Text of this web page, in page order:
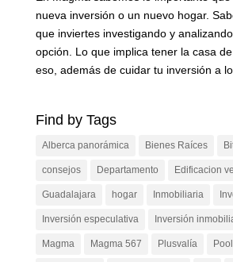
nueva inversión o un nuevo hogar.
que inviertes investigando y
opción. Lo que implica tener la casa
eso, además de cuidar tu inversión a lo
Find by Tags
Alberca panorámica Bienes Raíces
consejos Departamento Edificacion
Guadalajara hogar Inmobiliaria
Inversión especulativa Inversión
Magma Magma 567 Plusvalía